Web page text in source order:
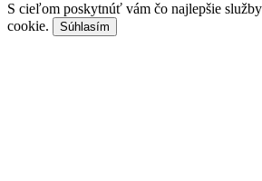
S cieľom poskytnúť vám čo najlepšie
cookie.
Súhlasím